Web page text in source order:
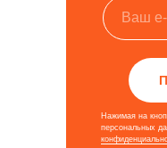
Нажимая на
персональных